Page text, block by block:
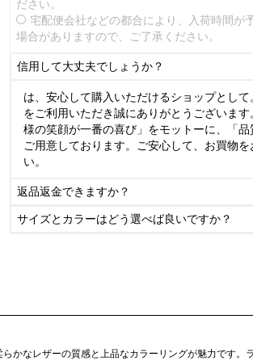
ださい。
宅配便会社などの都合により、入荷時間が
場合がありますので、ご了承ください。
信用して大丈夫でしょうか？
は、安心して購入いただけるショップとし
をご利用いただき誠にありがとうございます
様の笑顔が一番の喜び」をモットーに、「品
ご用意しております。ご安心して、お買物を
い。
返品返金できますか？
サイズとカラーはどう選べば良いですか？
かなレザーの質感と上品なカラーリングが魅力です。